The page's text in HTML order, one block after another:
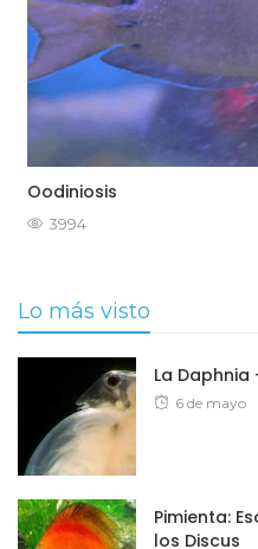
Oodiniosis
3994
Lo más visto
La Daphnia
Posted
6 de mayo
Pimienta:
los Discus